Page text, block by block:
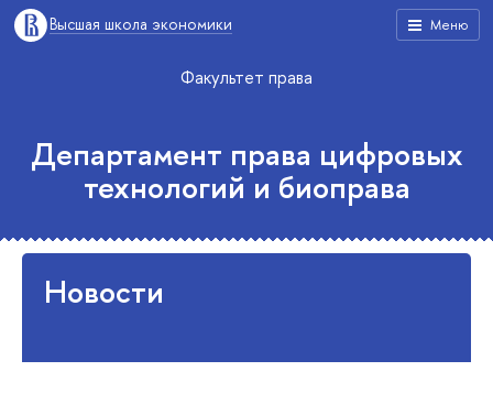
Меню
Высшая школа экономики
Факультет права
Департамент права цифровых
технологий и биоправа
Новости